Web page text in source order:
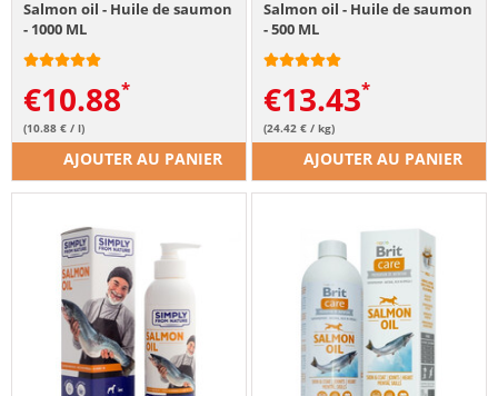
Salmon oil - Huile de saumon
- 1000 ML
€10.88
(10.88 € / l)
AJOUTER AU PANIER
Salmon oil - Huile de saumon
- 500 ML
€13.43
(24.42 € / kg)
AJOUTER AU PANIER